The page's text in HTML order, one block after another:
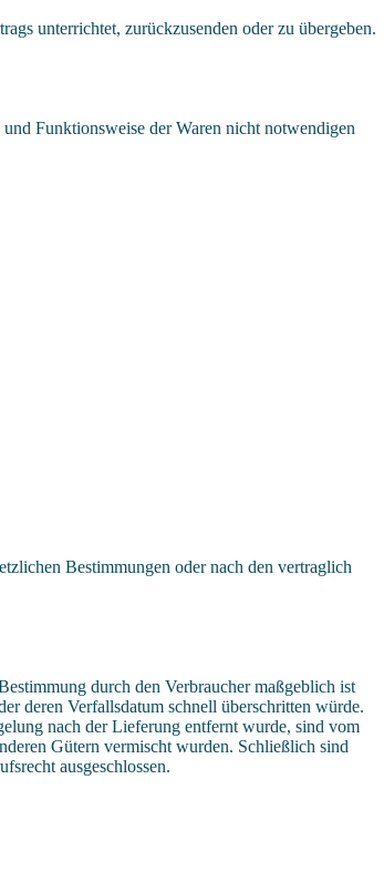
unterrichtet, zurückzusenden oder zu übergeben.
Funktionsweise der Waren nicht notwendigen
Bestimmungen oder nach den vertraglich
durch den Verbraucher maßgeblich ist
deren Verfallsdatum schnell überschritten würde.
nach der Lieferung entfernt wurde, sind vom
Gütern vermischt wurden. Schließlich sind
ausgeschlossen.